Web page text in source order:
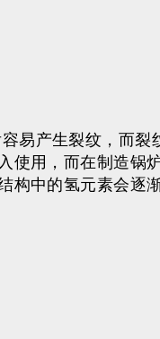
易产生裂纹，而
用，而在制造锅
中的氢元素会逐